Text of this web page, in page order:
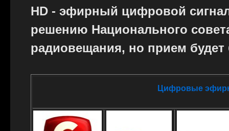
НD - эфирный цифровой
решению Национального
радиовещания, но прием будет
Цифровые